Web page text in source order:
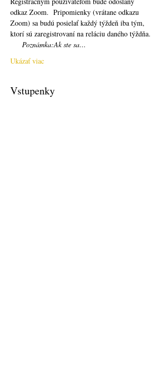
odkaz Zoom.  Pripomienky (vrátane odkazu
Zoom) sa budú posielať každý týždeň iba tým,
ktorí sú zaregistrovaní na reláciu daného týždňa.
Poznámka:Ak ste sa…
Ukázať viac
Vstupenky